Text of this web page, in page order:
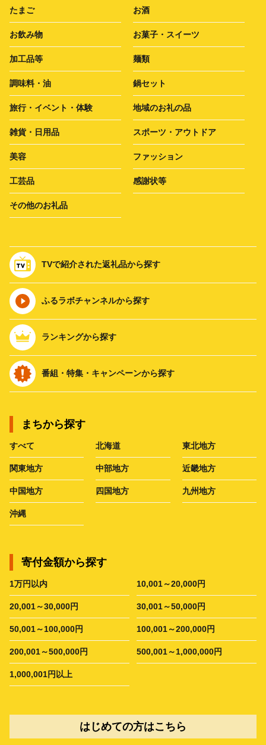
たまご お酒
お飲み物 お菓子・スイーツ
加工品等 麺類
調味料・油 鍋セット
旅行・イベント・体験 地域のお礼の品
雑貨・日用品 スポーツ・アウトドア
美容 ファッション
工芸品 感謝状等
その他のお礼品
TVで紹介された返礼品から探す
ふるラボチャンネルから探す
ランキングから探す
番組・特集・キャンペーンから探す
まちから探す
すべて 北海道 東北地方
関東地方 中部地方 近畿地方
中国地方 四国地方 九州地方
沖縄
寄付金額から探す
1万円以内 10,001～20,000円
20,001～30,000円 30,001～50,000円
50,001～100,000円 100,001～200,000円
200,001～500,000円 500,001～1,000,000円
1,000,001円以上
はじめての方はこちら